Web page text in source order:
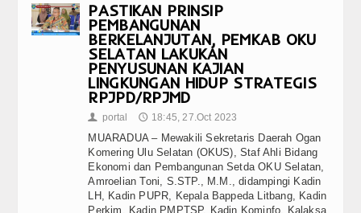
PASTIKAN PRINSIP
PEMBANGUNAN
BERKELANJUTAN, PEMKAB OKU
SELATAN LAKUKAN
PENYUSUNAN KAJIAN
LINGKUNGAN HIDUP STRATEGIS
RPJPD/RPJMD
👤 portal 🕔 18:45, 27.Oct 2023
MUARADUA – Mewakili Sekretaris Daerah Ogan
Komering Ulu Selatan (OKUS), Staf Ahli Bidang
Ekonomi dan Pembangunan Setda OKU Selatan,
Amroelian Toni, S.STP., M.M., didampingi Kadin
LH, Kadin PUPR, Kepala Bappeda Litbang, Kadin
Perkim, Kadin PMPTSP, Kadin Kominfo, Kalaksa